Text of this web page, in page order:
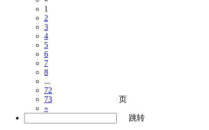
1
2
3
4
5
6
7
8
...
72
73
»
页
跳转